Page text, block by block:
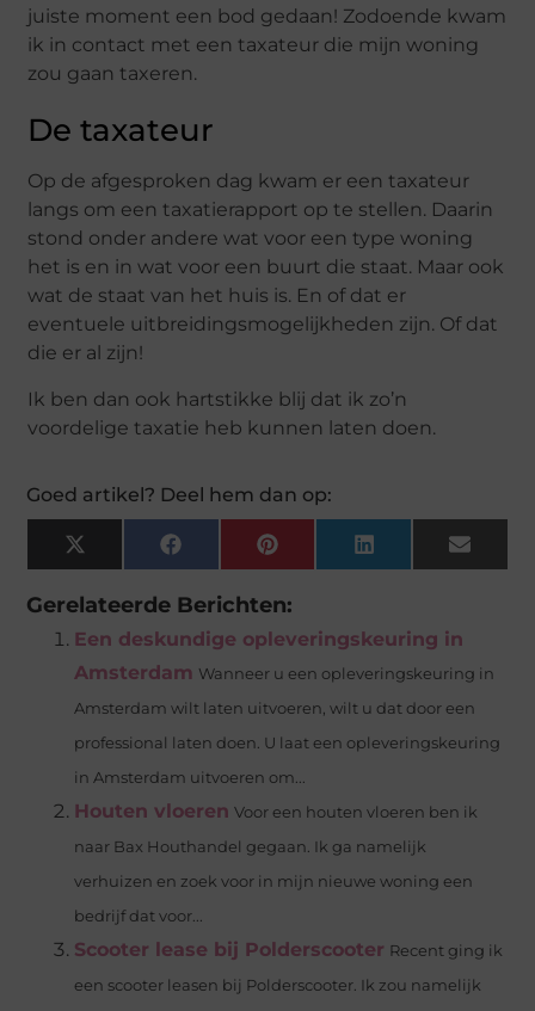
juiste moment een bod gedaan! Zodoende kwam
ik in contact met een taxateur die mijn woning
zou gaan taxeren.
De taxateur
Op de afgesproken dag kwam er een taxateur
langs om een taxatierapport op te stellen. Daarin
stond onder andere wat voor een type woning
het is en in wat voor een buurt die staat. Maar ook
wat de staat van het huis is. En of dat er
eventuele uitbreidingsmogelijkheden zijn. Of dat
die er al zijn!
Ik ben dan ook hartstikke blij dat ik zo’n
voordelige taxatie heb kunnen laten doen.
Goed artikel? Deel hem dan op:
X
(Twitter)
Facebook Pinterest LinkedIn Email
Gerelateerde Berichten:
Een deskundige opleveringskeuring in
Amsterdam Wanneer u een opleveringskeuring in
Amsterdam wilt laten uitvoeren, wilt u dat door een
professional laten doen. U laat een opleveringskeuring
in Amsterdam uitvoeren om...
Houten vloeren Voor een houten vloeren ben ik
naar Bax Houthandel gegaan. Ik ga namelijk
verhuizen en zoek voor in mijn nieuwe woning een
bedrijf dat voor...
Scooter lease bij Polderscooter Recent ging ik
een scooter leasen bij Polderscooter. Ik zou namelijk